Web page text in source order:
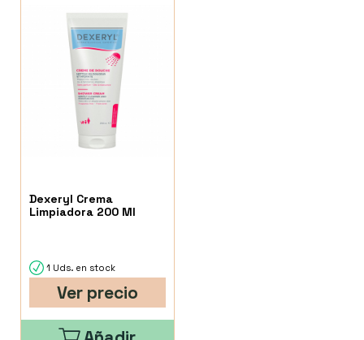
Dexeryl Crema
Limpiadora 200 Ml
1 Uds. en stock
Ver precio